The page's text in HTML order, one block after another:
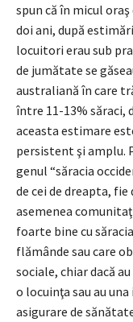
spun că în micul
doi ani, după
locuitori erau sub
de jumătate se
australiană în care
între 11-13% săraci,
aceasta estimare
persistent şi amplu.
genul “săracia
de cei de dreapta,
asemenea
foarte bine cu
flămânde sau care
sociale, chiar dacă
o locuinţa sau au
asigurare de